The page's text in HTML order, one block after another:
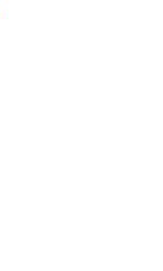
carrinho